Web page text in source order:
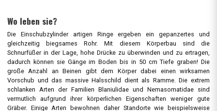
Wo leben sie?
Die Einschubzylinder artigen Ringe ergeben ein gepanzertes und
gleichzeitig biegsames Rohr. Mit diesem Körperbau sind die
Schnurfüßer in der Lage, hohe Drücke zu überwinden und zu ertragen,
dadurch können sie Gänge im Boden bis in 50 cm Tiefe graben! Die
große Anzahl an Beinen gibt dem Körper dabei einen wirksamen
Vorschub und das massive Halsschild dient als Ramme. Die extrem
schlanken Arten der Familien Blaniulidae und Nemasomatidae sind
vermutlich aufgrund ihrer körperlichen Eigenschaften weniger gute
Gräber. Einige Arten bewohnen daher Standorte wie beispielsweise